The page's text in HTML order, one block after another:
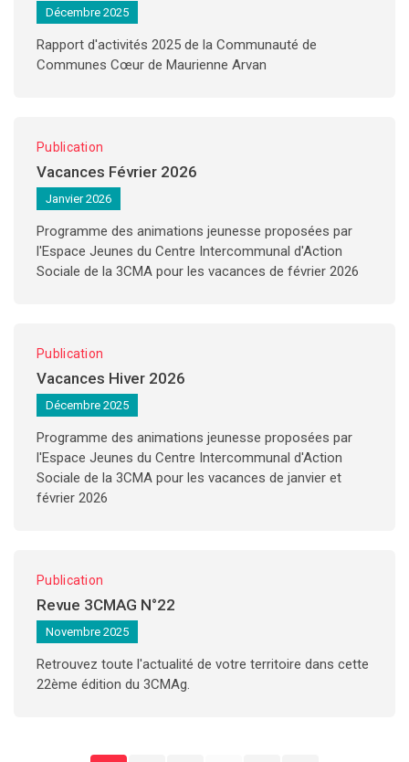
Décembre 2025
Rapport d'activités 2025 de la Communauté de
Communes Cœur de Maurienne Arvan
Publication
Vacances Février 2026
Janvier 2026
Programme des animations jeunesse proposées par
l'Espace Jeunes du Centre Intercommunal d'Action
Sociale de la 3CMA pour les vacances de février 2026
Publication
Vacances Hiver 2026
Décembre 2025
Programme des animations jeunesse proposées par
l'Espace Jeunes du Centre Intercommunal d'Action
Sociale de la 3CMA pour les vacances de janvier et
février 2026
Publication
Revue 3CMAG N°22
Novembre 2025
Retrouvez toute l'actualité de votre territoire dans cette
22ème édition du 3CMAg.